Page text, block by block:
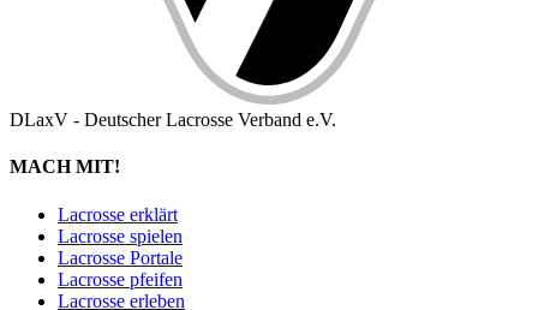
DLaxV - Deutscher Lacrosse Verband e.V.
MACH MIT!
Lacrosse erklärt
Lacrosse spielen
Lacrosse Portale
Lacrosse pfeifen
Lacrosse erleben